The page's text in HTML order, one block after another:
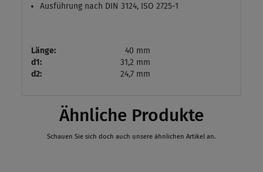
Ausführung nach DIN 3124, ISO 2725-1
Länge:
40 mm
d1:
31,2 mm
d2:
24,7 mm
Ähnliche Produkte
Schauen Sie sich doch auch unsere ähnlichen Artikel an.